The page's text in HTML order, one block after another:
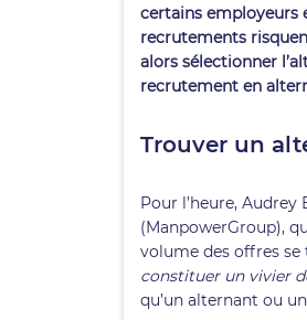
certains employeurs
recrutements
alors sélectionner
recrutement en
Trouver un
Pour l’heure,
(ManpowerGroup),
volume des offres se
constituer un vivier
qu’un alternant ou